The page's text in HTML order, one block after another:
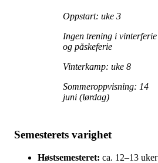
Oppstart: uke 3
Ingen trening i vinterferie
og påskeferie
Vinterkamp: uke 8
Sommeroppvisning: 14
juni (lørdag)
Semesterets varighet
Høstsemesteret: ca. 12–13 uker